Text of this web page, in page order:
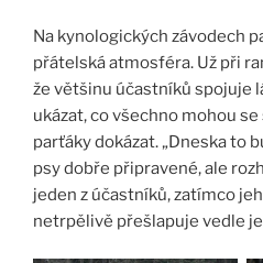
Na kynologických závodech
přátelská atmosféra. Už při
že většinu účastníků spojuje
ukázat, co všechno mohou
parťáky dokázat. „Dneska to
psy dobře připravené, ale
jeden z účastníků, zatímco
netrpělivě přešlapuje vedle